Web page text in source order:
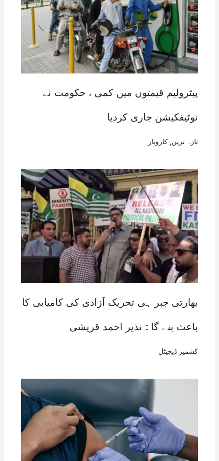
پیٹرولیم قیمتوں میں کمی ، حکومت نے
نوٹیفکیشن جاری کردیا
تازہ ترین کاروبار
بھارتی جبر ہی تحریک آزادی کی کامیابی کا
باعث بنے گا : نذیر احمد قریشی
کشمیر ڈیجیٹل